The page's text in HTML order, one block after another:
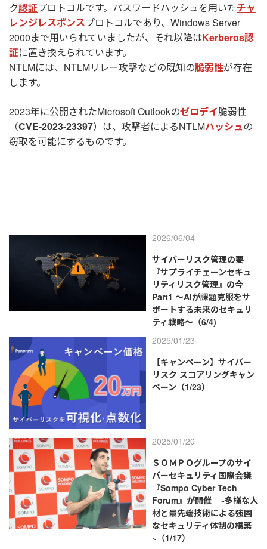
ク認証プロトコルです。パスワードハッシュを用いたチャ
レンジレスポンスプロトコルであり、Windows Server
2000まで用いられていましたが、それ以降はKerberos認
証に置き換えられています。
NTLMには、NTLMリレー攻撃などの既知の脆弱性が存在
します。
2023年に公開されたMicrosoft Outlookのゼロデイ脆弱性
（CVE-2023-23397）は、攻撃者によるNTLMハッシュの
窃取を可能にするものです。
2026/06/04
サイバーリスク管理の要
『サプライチェーンセキュ
リティリスク管理』の今
Part1 ～AIが課題克服をサ
ポートする未来のセキュリ
ティ戦略～（6/4)
2025/01/23
【キャンペーン】サイバー
リスク スコアリングキャン
ペーン（1/23）
2025/01/20
ＳＯＭＰＯグループのサイ
バーセキュリティ国際会議
『Sompo Cyber Tech
Forum』が開催 ~多様な人
材と最先端技術による強固
なセキュリティ体制の構築
~（1/17）